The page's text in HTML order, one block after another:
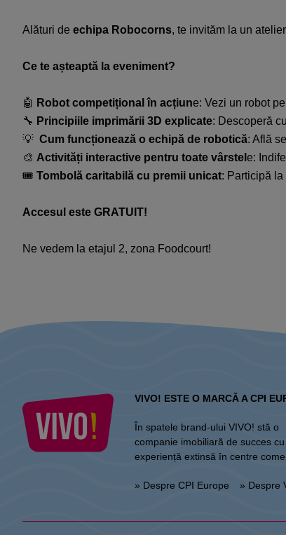
Alături de echipa Robocorns, te invităm la un
Ce te așteaptă la eveniment?​
🤖 Robot competițional în acțiune: Vezi un robot
🔧 Principiile imprimării 3D explicate: Descoperă
💡 Cum funcționează o echipă de robotică: Află
🎨 Activități interactive pentru toate vârstel e:
🎟️ Tombolă caritabilă cu premii unicat: Participă
Accesul este GRATUIT!​
Ne vedem la etajul 2, zona Foodcourt!​
VIVO! ESTE O MARCĂ A CPI
În spatele brand-ului VIVO! stă o
companie imobiliară de succes cu
experiență extinsă în centre
» Despre CPI Europe » Despre